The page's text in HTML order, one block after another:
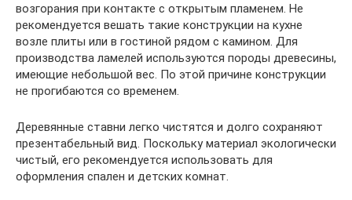
возгорания при контакте с открытым пламенем. Не
рекомендуется вешать такие конструкции на кухне
возле плиты или в гостиной рядом с камином. Для
производства ламелей используются породы древесины,
имеющие небольшой вес. По этой причине конструкции
не прогибаются со временем.
Деревянные ставни легко чистятся и долго сохраняют
презентабельный вид. Поскольку материал экологически
чистый, его рекомендуется использовать для
оформления спален и детских комнат.